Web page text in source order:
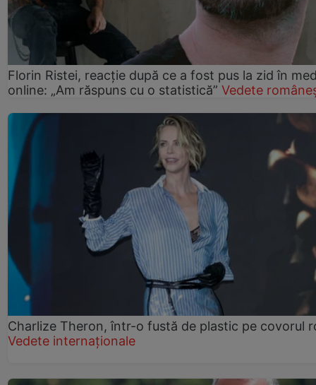
Florin Ristei, reacție după ce a fost pus la zid în
online: „Am răspuns cu o statistică” Vedete
Charlize Theron, într-o fustă de plastic pe covorul
Vedete internaționale